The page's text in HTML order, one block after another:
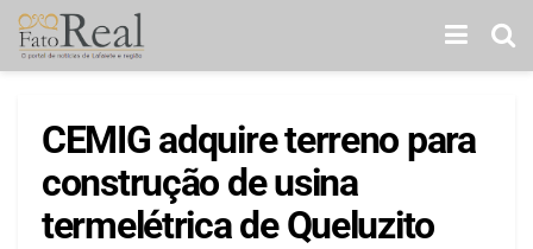
CEMIG adquire terreno para
construção de usina
termelétrica de Queluzito